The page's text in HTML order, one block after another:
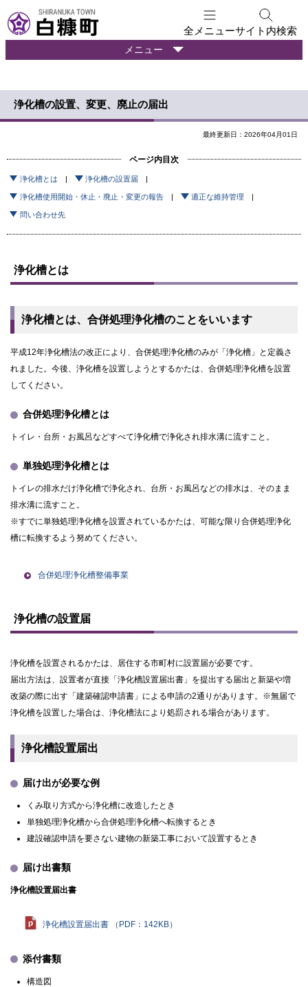
文
へ
ュ
へ
全メニューサイト内検索
暮
ら
の
情
報
メニュー
浄化槽の設置、変更、廃止の届出
最終更新日：2026年04月01日
ページ内目次
浄化槽とは 浄化槽の設置届
浄化槽使用開始・休止・廃止・変更の報告 適正な維持管理
問い合わせ先
浄化槽とは
浄化槽とは、合併処理浄化槽のことをいいます
平成12年浄化槽法の改正により、合併処理浄化槽のみが「浄化槽」と定義さ
れました。今後、浄化槽を設置しようとするかたは、合併処理浄化槽を設置
してください。
合併処理浄化槽とは
トイレ・台所・お風呂などすべて浄化槽で浄化され排水溝に流すこと。
単独処理浄化槽とは
トイレの排水だけ浄化槽で浄化され、台所・お風呂などの排水は、そのまま
排水溝に流すこと。
※すでに単独処理浄化槽を設置されているかたは、可能な限り合併処理浄化
槽に転換するよう努めてください。
合併処理浄化槽整備事業
ッ
プ
る
浄化槽の設置届
浄化槽を設置されるかたは、居住する市町村に設置届が必要です。
届出方法は、設置者が直接「浄化槽設置届出書」を提出する届出と新築や増
改築の際に出す「建築確認申請書」による申請の2通りがあります。※無届で
浄化槽を設置した場合は、浄化槽法により処罰される場合があります。
浄化槽設置届出
届け出が必要な例
くみ取り方式から浄化槽に改造したとき
単独処理浄化槽から合併処理浄化槽へ転換するとき
建設確認申請を要さない建物の新築工事において設置するとき
届け出書類
浄化槽設置届出書
浄化槽設置届出書 （PDF：142KB）
添付書類
構造図